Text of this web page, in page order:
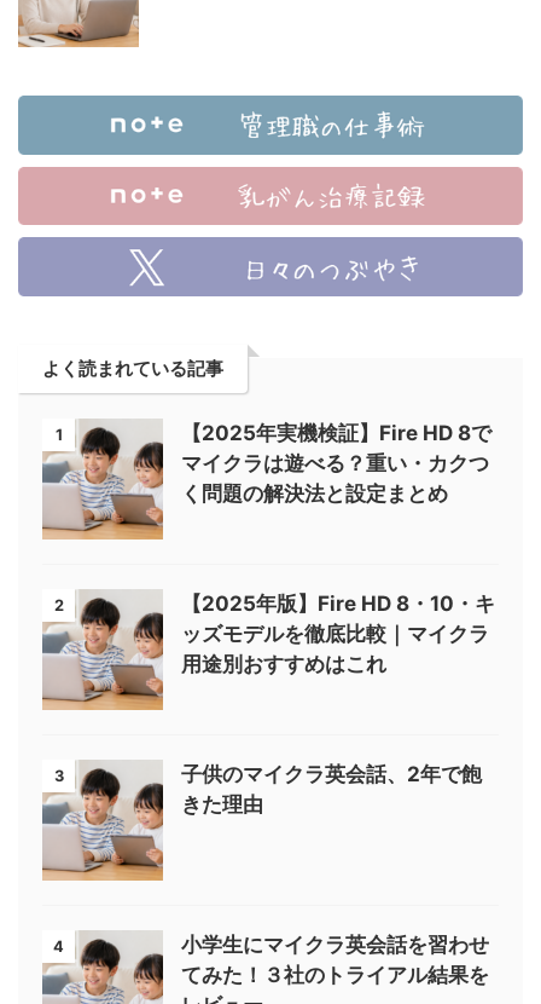
よく読まれている記事
1
【2025年実機検証】Fire HD 8で
マイクラは遊べる？重い・カクつ
く問題の解決法と設定まとめ
2
【2025年版】Fire HD 8・10・キ
ッズモデルを徹底比較｜マイクラ
用途別おすすめはこれ
3
子供のマイクラ英会話、2年で飽
きた理由
4
小学生にマイクラ英会話を習わせ
てみた！３社のトライアル結果を